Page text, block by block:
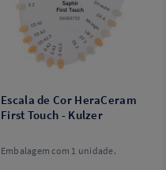
Escala de Cor HeraCeram
First Touch - Kulzer
Embalagem com 1 unidade.